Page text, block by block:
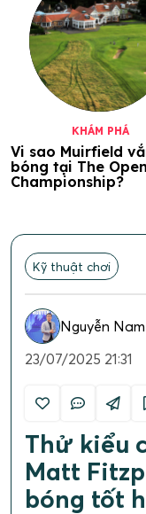
KHÁM PHÁ
Vi sao Muirfield
bóng tại The Open
Championship?
Kỹ thuật chơi
Nguyễn
23/07/2025 21:31
Thử kiểu
Matt
bóng tốt